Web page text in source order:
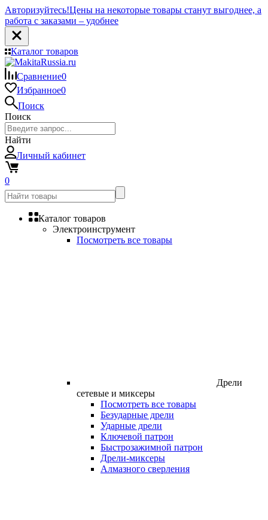
Авторизуйтесь!Цены на некоторые товары станут выгоднее, а
работа с заказами – удобнее
Каталог товаров
Сравнение0
Избранное0
Поиск
Поиск
Найти
Личный кабинет
0
Каталог товаров
Электроинструмент
Посмотреть все товары
Дрели
сетевые и миксеры
Посмотреть все товары
Безударные дрели
Ударные дрели
Ключевой патрон
Быстрозажимной патрон
Дрели-миксеры
Алмазного сверления